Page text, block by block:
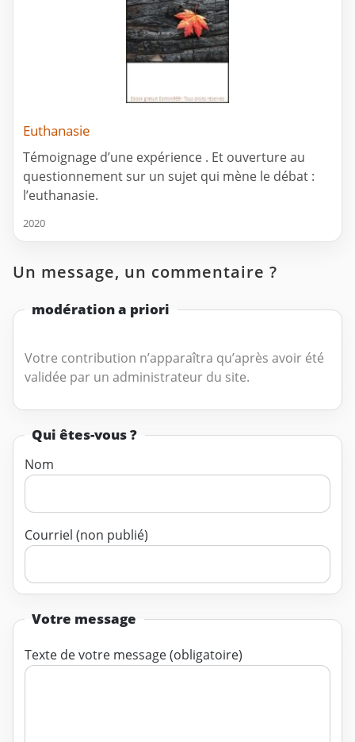
Euthanasie
Témoignage d’une expérience . Et ouverture au
questionnement sur un sujet qui mène le débat :
l’euthanasie.
2020
Un message, un commentaire ?
modération a priori
Votre contribution n’apparaîtra qu’après avoir été
validée par un administrateur du site.
Qui êtes-vous ?
Nom
Courriel (non publié)
Votre message
Texte de votre message (obligatoire)